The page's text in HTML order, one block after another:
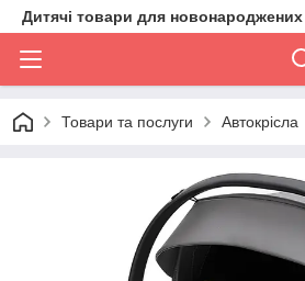
Дитячі товари для новонароджених
Товари та послуги Автокрісла